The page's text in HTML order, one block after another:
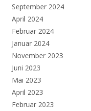
September 2024
April 2024
Februar 2024
Januar 2024
November 2023
Juni 2023
Mai 2023
April 2023
Februar 2023